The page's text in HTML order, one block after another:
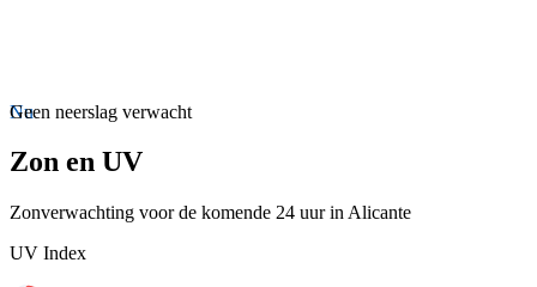
Nu
Geen neerslag verwacht
Zon en UV
Zonverwachting voor de komende 24 uur in Alicante
UV Index